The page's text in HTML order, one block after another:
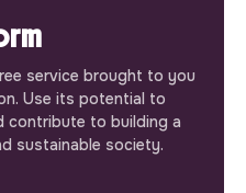
service brought to you
Use its potential to
contribute to building a
sustainable society.